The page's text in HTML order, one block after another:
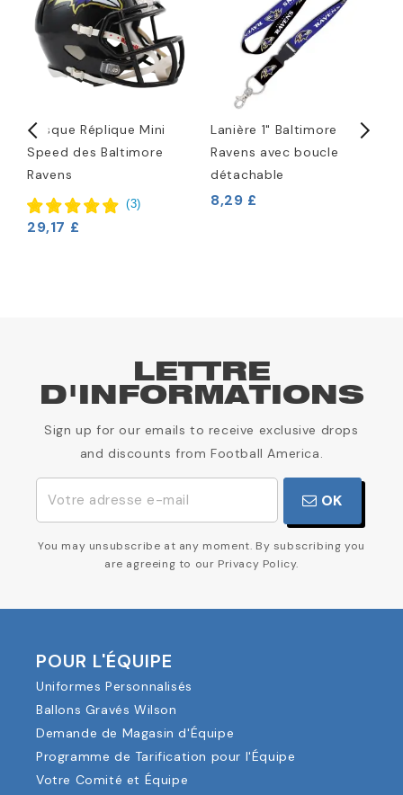
Casque Réplique Mini
Speed des Baltimore
Ravens
(3)
29,17 £
Lanière 1" Baltimore
Ravens avec boucle
détachable
8,29 £
LETTRE
D'INFORMATIONS
Sign up for our emails to receive exclusive drops
and discounts from Football America.
OK
You may unsubscribe at any moment. By subscribing you
are agreeing to our Privacy Policy.
POUR L'ÉQUIPE
Uniformes Personnalisés
Ballons Gravés Wilson
Demande de Magasin d'Équipe
Programme de Tarification pour l'Équipe
Votre Comité et Équipe